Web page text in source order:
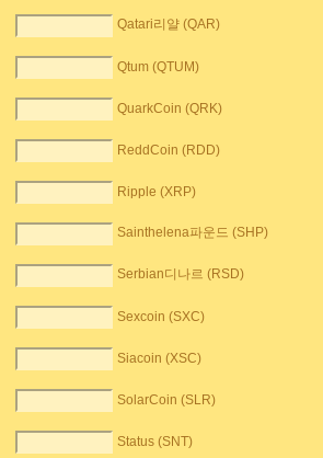
Qatari리얄 (QAR)
Qtum (QTUM)
QuarkCoin (QRK)
ReddCoin (RDD)
Ripple (XRP)
Sainthelena파운드 (SHP)
Serbian디나르 (RSD)
Sexcoin (SXC)
Siacoin (XSC)
SolarCoin (SLR)
Status (SNT)